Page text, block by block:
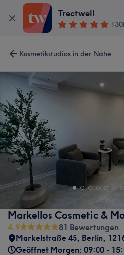
Treatwell
Kosmetikstudios in der Nähe
Markellos Cosmetic &
4,9
81 Bewertungen
Markelstraße 45, Berlin,
Geöffnet Morgen: 09:00 -